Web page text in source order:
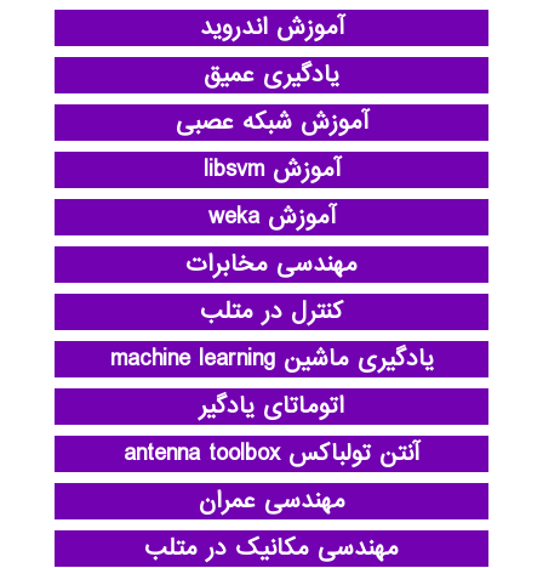
آموزش اندروید
یادگیری عمیق
آموزش شبکه عصبی
آموزش libsvm
آموزش weka
مهندسی مخابرات
کنترل در متلب
یادگیری ماشین machine learning
اتوماتای یادگیر
آنتن تولباکس antenna toolbox
مهندسی عمران
مهندسی مکانیک در متلب